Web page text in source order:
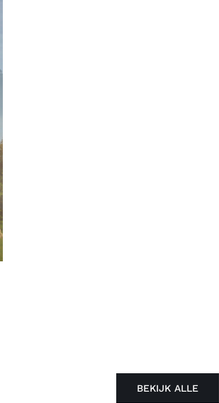
BEKIJK ALLE